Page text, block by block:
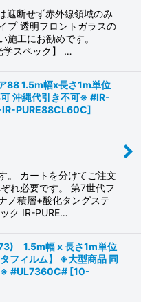
遮断せず赤外線領域のみ
プ 透明フロントガラスの
施工にお勧めです。
学スペック】 …
88 1.5m幅x長さ1m単位
沖縄代引き不可※ #IR-
PURE88CL60C]
。 カートを分けてご注文
れ必要です。 第7世代フ
ノ積層+酸化タングステ
ク IR-PURE…
1.5m幅 x 長さ1m単位
フィルム】 ※大型商品 同
※ #UL7360C# [10-